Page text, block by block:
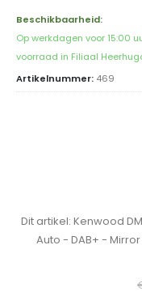
was:
Beschikbaarheid:
Op werkdagen voor 15:00
voorraad in Filiaal
Artikelnummer: 469
Dit artikel: Kenwood
Auto - DAB+ -